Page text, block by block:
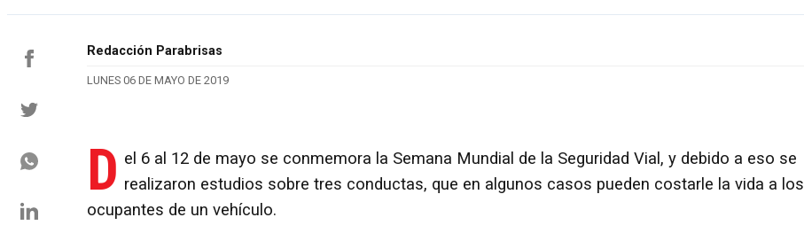
Redacción Parabrisas
LUNES 06 DE MAYO DE 2019
D el 6 al 12 de mayo se conmemora la Semana Mundial de la Seguridad Vial, y debido a eso se
realizaron estudios sobre tres conductas, que en algunos casos pueden costarle la vida a los
ocupantes de un vehículo.